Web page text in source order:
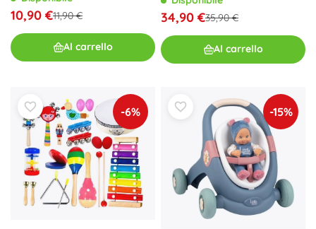
10,90 €11,90 €
Al carrello
34,90 €35,90 €
Al carrello
-6% -15%